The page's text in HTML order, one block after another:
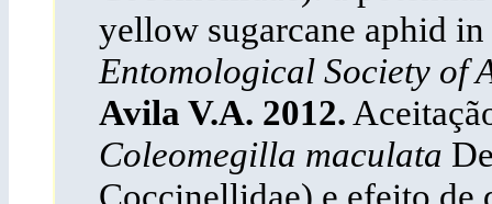
yellow sugarcane aphid
Entomological Society of
Avila V.A. 2012.
Coleomegilla maculata
Coccinellidae) e efeito de